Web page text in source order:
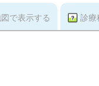
で表示する 診療